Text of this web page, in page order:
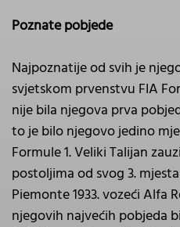
Poznate pobjede
Najpoznatije od svih je
svjetskom prvenstvu FIA
nije bila njegova prva
to je bilo njegovo jedino
Formule 1. Veliki Talijan
postoljima od svog 3.
Piemonte 1933. vozeći Alfa
njegovih najvećih pobjeda